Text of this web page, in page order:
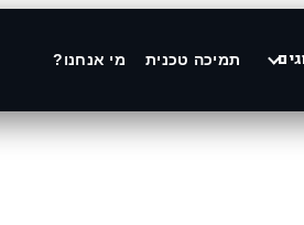
תמיכה טכנית מי אנחנו?